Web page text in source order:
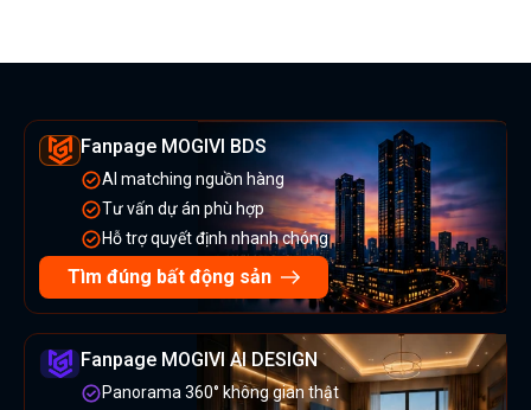
Fanpage MOGIVI BDS
AI matching nguồn hàng
Tư vấn dự án phù hợp
Hỗ trợ quyết định nhanh chóng
Tìm đúng bất động sản
Fanpage MOGIVI AI DESIGN
Panorama 360° không gian thật